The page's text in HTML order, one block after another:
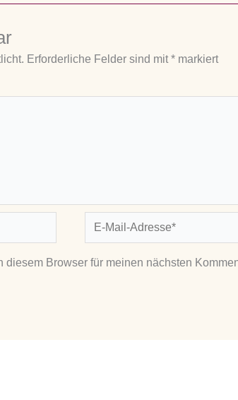
Erforderliche Felder sind mit* markiert
Mail-
Adresse*
diesem Browser für meinen nächsten